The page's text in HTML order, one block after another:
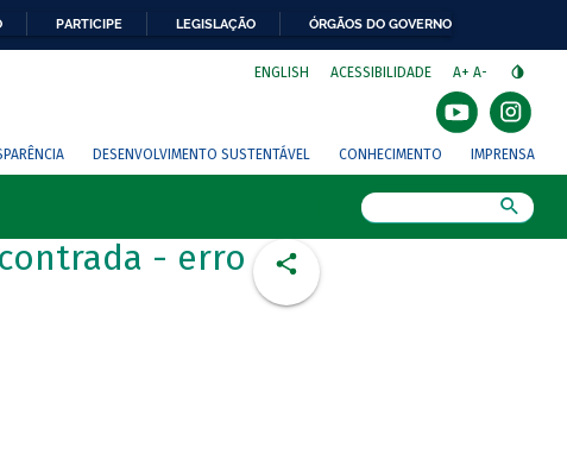
PARTICIPE LEGISLAÇÃO ÓRGÃOS DO GOVERNO
ENGLISH ACESSIBILIDADE A+ A-
DESENVOLVIMENTO SUSTENTÁVEL CONHECIMENTO IMPRENSA
- erro